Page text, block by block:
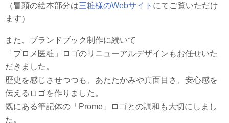
（冒頭の絵本部分は三粧様のWebサイト にてご覧いただけ
ます）
また、ブランドブック制作に続いて
「プロメ医粧」ロゴのリニューアルデザインもお任せいた
だきました。
歴史を感じさせつつも、あたたかみや真面目さ、安心感を
伝えるロゴを作りました。
既にある筆記体の「Prome」ロゴとの調和も大切にしまし
た。